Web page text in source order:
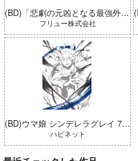
(BD)「悲劇の元凶となる最強外道ラスボス女王は民の為に尽くします。 Season2」BD-BOX 上巻
フリュー株式会社
(BD)ウマ娘 シンデレラグレイ 7 豪華版 (とらのあな限定版)
ハピネット